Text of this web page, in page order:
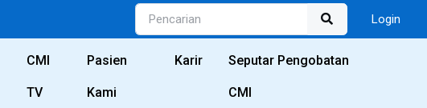
Login
CMI
TV
Pasien
Kami
Karir Seputar Pengobatan
CMI